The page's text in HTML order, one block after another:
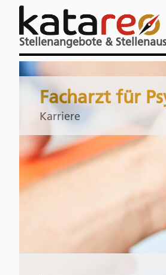
Stellenangebote &
Facharzt für
Karriere